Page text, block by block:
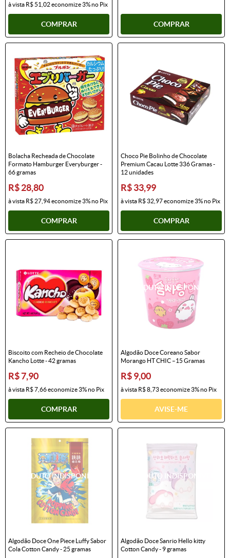
à vista R$ 51,02economize3%no Pix
COMPRAR COMPRAR
Bolacha Recheada de Chocolate
Formato Hamburger Everyburger -
66 gramas
R$ 28,80
à vista R$ 27,94economize3%no Pix
COMPRAR
Choco Pie Bolinho de Chocolate
Premium Cacau Lotte 336 Gramas -
12 unidades
R$ 33,99
à vista R$ 32,97economize3%no Pix
COMPRAR
Biscoito com Recheio de Chocolate
Kancho Lotte - 42 gramas
R$ 7,90
à vista R$ 7,66economize3%no Pix
COMPRAR
Algodão Doce Coreano Sabor
Morango HT CHIC –15 Gramas
R$ 9,00
à vista R$ 8,73economize3%no Pix
AVISE-ME
Algodão Doce One Piece Luffy Sabor
Cola Cotton Candy - 25 gramas
Algodão Doce Sanrio Hello kitty
Cotton Candy - 9 gramas